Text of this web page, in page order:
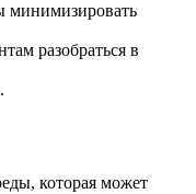
минимизировать
разобраться в
которая может